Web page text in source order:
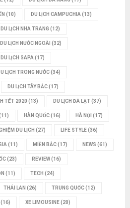
(10) DU LỊCH CAMPUCHIA (13)
DU LỊCH NHA TRANG (12)
DU LỊCH NƯỚC NGOÀI (32)
DU LỊCH SAPA (17)
LỊCH TRONG NƯỚC(34)
DU LỊCH TÂY BẮC(17)
TẾT 2020 (13) DU LỊCH ĐÀ LẠT(37)
HÀN QUỐC(16) HÀ NỘI (17)
DU LỊCH (27) LIFE STYLE(36)
(11) MIỀN BẮC(17) NEWS (61)
(23) REVIEW(16)
(11) TECH (24)
THÁI LAN (26) TRUNG QUỐC(12)
(16) XE LIMOUSINE(20)